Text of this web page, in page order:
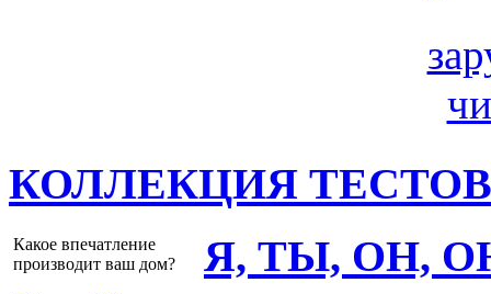
КОЛЛЕКЦИЯ ТЕСТОВ
Какое впечатление
производит ваш дом?
Я, ТЫ, ОН,